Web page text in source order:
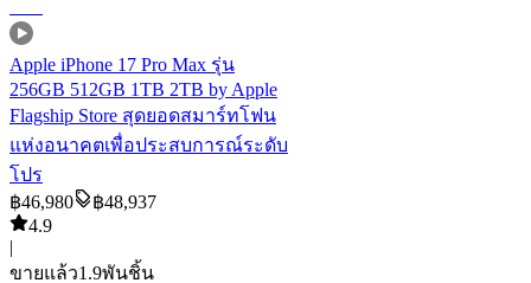
Apple iPhone 17 Pro Max รุ่น
256GB 512GB 1TB 2TB by Apple
Flagship Store สุดยอดสมาร์ทโฟน
แห่งอนาคตเพื่อประสบการณ์ระดับ
โปร
฿46,980 ฿48,937
4.9
|
ขายแล้ว1.9พันชิ้น